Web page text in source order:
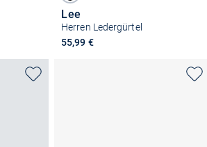
Lee
Herren Ledergürtel
55,99 €